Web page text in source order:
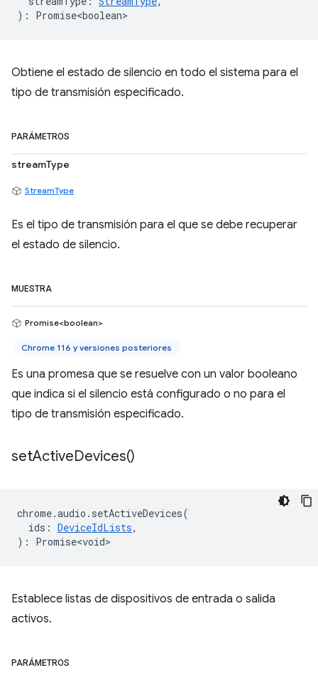
) : Promise<boolean>
Obtiene el estado de silencio en todo el sistema para el
tipo de transmisión especificado.
PARÁMETROS
streamType
StreamType
Es el tipo de transmisión para el que se debe recuperar
el estado de silencio.
MUESTRA
Promise<boolean>
Chrome 116 y versiones posteriores
Es una promesa que se resuelve con un valor booleano
que indica si el silencio está configurado o no para el
tipo de transmisión especificado.
setActiveDevices()
chrome.audio . setActiveDevices(
ids : DeviceIdLists,
) : Promise<void>
Establece listas de dispositivos de entrada o salida
activos.
PARÁMETROS